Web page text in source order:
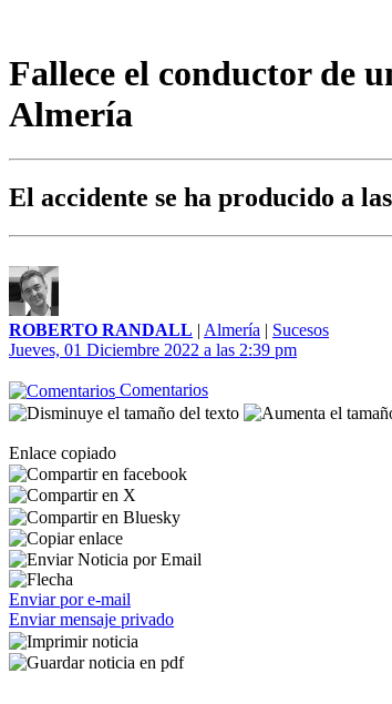
Fallece el conductor de
Almería
El accidente se ha producido a
ROBERTO RANDALL | Almería | Sucesos
Jueves, 01 Diciembre 2022 a las 2:39 pm
Comentarios
Enlace copiado
Enviar por e-mail
Enviar mensaje privado